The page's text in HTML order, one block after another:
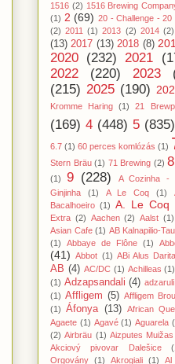
1516 (2) 1516 Brewing
(1) 2 (69) 20 - Challenge - 20
(2) 2011 (1) 2013 (2) 2014 (2)
(13) 2017 (13) 2018 (8)
2020 (232) 2021
2022 (220) 2023
(215) 2025 (190)
Kromme Haring
(1) 21
(169) 4 (448) 5 (835)
6.7 (1) 60 perces komlózás (1)
Stern Bräu (1) 71 Brewing (2) 8
(1)
9 (228) A Cozinha -
Ginjinha
(1) A Le Coq (1)
Bacalhoeiro (1) A. Le Coq
Extra (2) Aachen (2) Aalst (1)
Asian Cafe (1) AB Kalnapilio-
(1)
Abbaye de Flône (1)
(41)
Abbot (1) ABi Alus
AB (4) AC/DC (1) Achilleas (1)
(1) Adzapsandali (4) adzaruli
(1) Affligem (5) Affligem
(1)
Áfonya (13) African
Agaete (1) Agavé (1) Aguarela
(2) Airbräu (1) Aizputes
Akciový pivovar Dalešice
Orgovány (1) Akrogiali (1) Al